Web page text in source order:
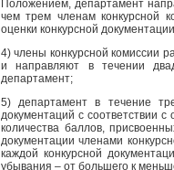
Положением, департамент
чем трем членам конкурсной
оценки конкурсной
4) члены конкурсной комиссии
и направляют в течении
департамент;
5) департамент в течение
документаций с соответствии
количества баллов,
документации членами
каждой конкурсной
убывания – от большего к